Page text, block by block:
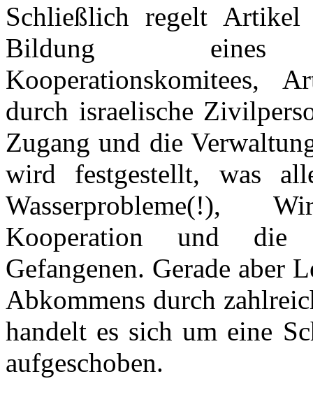
Schließlich regelt
Bildung eines
Kooperationskomitees,
durch israelische
Zugang und die
wird festgestellt, was
Wasserprobleme(!),
Kooperation und die
Gefangenen. Gerade aber
Abkommens durch
handelt es sich um eine
aufgeschoben.